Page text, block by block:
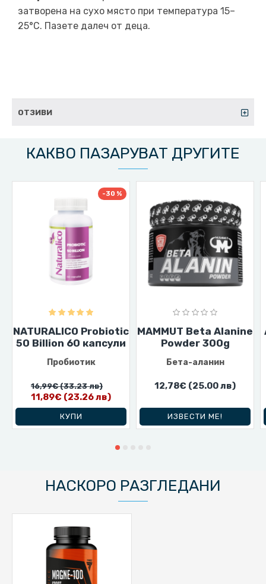
затворена на сухо място при температура 15–
25°C. Пазете далеч от деца.
ОТЗИВИ
КАКВО ПАЗАРУВАТ ДРУГИТЕ
-30 %
NATURALICO Probiotic
50 Billion 60 капсули
Пробиотик
11,89€ (23.26 лв)
16,99€(33.23 лв)
КУПИ
MAMMUT Beta Alanine
Powder 300g
Бета-аланин
12,78€ (25.00 лв)
ИЗВЕСТИ МЕ!
НАСКОРО РАЗГЛЕДАНИ